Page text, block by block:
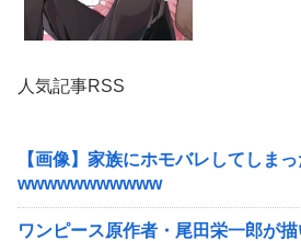
人気記事RSS
【画像】家族にホモバレしてしま
wwwwwwwwwww
ワンピース原作者・尾田栄一郎が